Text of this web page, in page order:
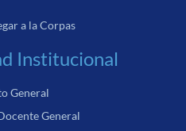
a la Corpas
Institucional
General
General